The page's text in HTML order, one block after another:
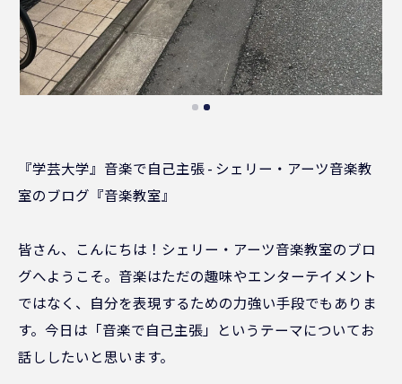
『学芸大学』音楽で自己主張 - シェリー・アーツ音楽教
室のブログ『音楽教室』
皆さん、こんにちは！シェリー・アーツ音楽教室のブロ
グへようこそ。音楽はただの趣味やエンターテイメント
ではなく、自分を表現するための力強い手段でもありま
す。今日は「音楽で自己主張」というテーマについてお
話ししたいと思います。